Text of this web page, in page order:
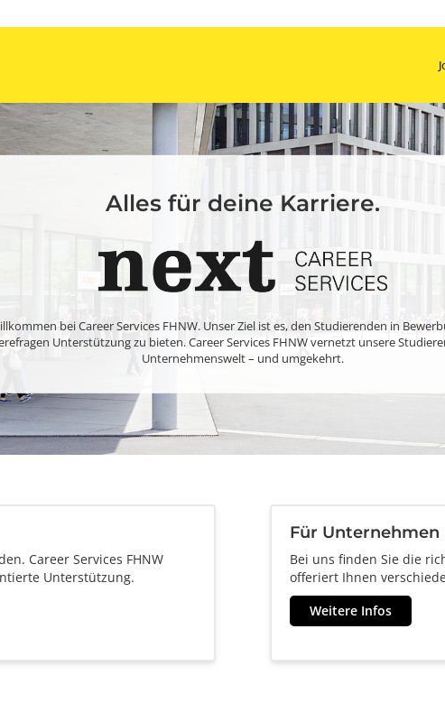
Alles für deine Karriere.
bei Career Services FHNW. Unser Ziel ist es, den Studierenden in
Unterstützung zu bieten. Career Services FHNW vernetzt unsere
Unternehmenswelt – und umgekehrt.
Career Services FHNW
Unterstützung.
Für Unternehmen
Bei uns finden Sie die
offeriert Ihnen
Weitere Infos